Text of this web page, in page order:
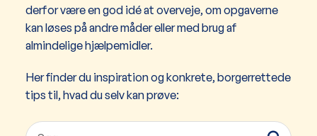
derfor være en god idé at overveje, om opgaverne
kan løses på andre måder eller med brug af
almindelige hjælpemidler.
Her finder du inspiration og konkrete, borgerrettede
tips til, hvad du selv kan prøve: